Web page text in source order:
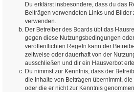
Du erklärst insbesondere, dass du das
Beiträgen verwendeten Links und Bilder
verwenden.
Der Betreiber des Boards übt das
gegen diese Nutzungsbedingungen
veröffentlichten Regeln kann der
zeitweise oder dauerhaft von der
ausschließen und dir ein Hausverbot
Du nimmst zur Kenntnis, dass der
die Inhalte von Beiträgen übernimmt,
oder die er nicht zur Kenntnis